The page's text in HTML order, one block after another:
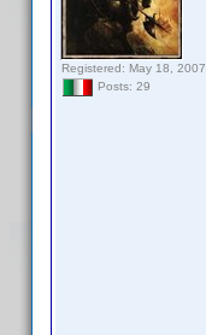
Registered: May 18, 2007
Posts: 29